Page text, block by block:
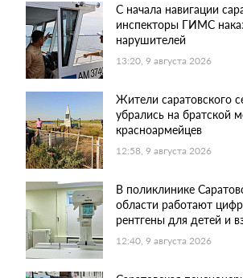
С начала навигации
инспекторы ГИМС
нарушителей
13:20, 9 августа 2026
Жители саратовского
убрались на братской
красноармейцев
12:58, 9 августа 2026
В поликлинике
области работают
рентгены для детей и
12:40, 9 августа 2026